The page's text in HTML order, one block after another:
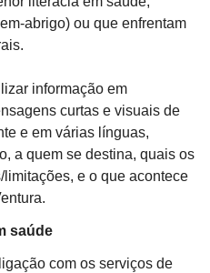
abrigo) ou que enfrentam
informação em
curtas e visuais de
e em várias línguas,
a quem se destina, quais os
e o que acontece
saúde
com os serviços de